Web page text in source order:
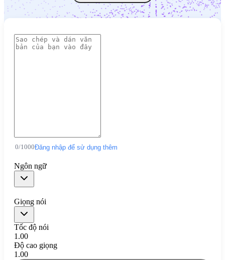
0/1000Đăng nhập để sử dụng thêm
Ngôn ngữ
Giọng nói
Tốc độ nói
1.00
Độ cao giọng
1.00